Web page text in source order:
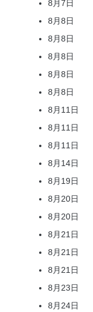
8月7日
8月8日
8月8日
8月8日
8月8日
8月8日
8月11日
8月11日
8月11日
8月14日
8月19日
8月20日
8月20日
8月21日
8月21日
8月21日
8月23日
8月24日